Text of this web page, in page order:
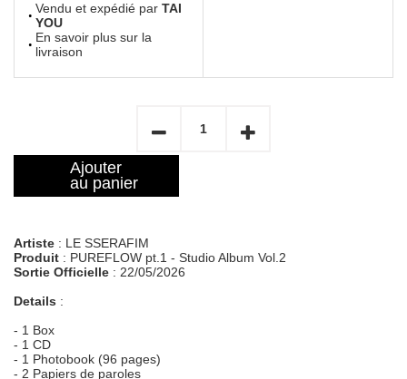
Vendu et expédié par TAI
YOU
En savoir plus sur la
livraison
Ajouter
au panier
Artiste : LE SSERAFIM
Produit : PUREFLOW pt.1 - Studio Album Vol.2
Sortie Officielle : 22/05/2026
Details :
- 1 Box
- 1 CD
- 1 Photobook (96 pages)
- 2 Papiers de paroles